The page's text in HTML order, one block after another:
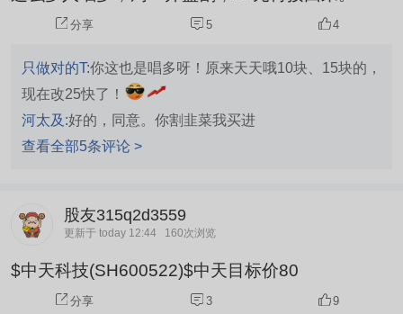
分享 5 4
只做对的T:你这也是唱多呀！原来天天哦10块、15块的，
现在改25快了！
河太及:好的，同意。你割韭菜我买进
查看全部5条评论 >
股友315q2d3559
更新于 today 12:44 160次浏览
$中天科技(SH600522)$中天目标价80
分享 3 9